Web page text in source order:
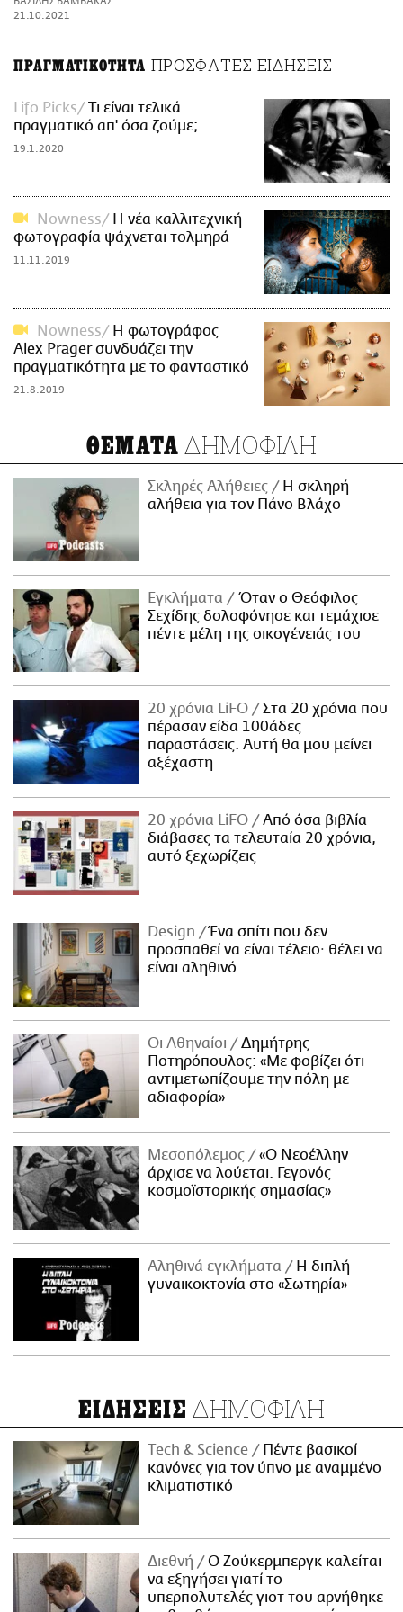
ΑΜΠΑ
21.10.2021
ΠΡΑΓΜΑΤΙΚΟΤΗΤΑ ΠΡΟΣΦΑΤΕΣ ΕΙΔΗΣΕΙΣ
Lifo Picks
Τι είναι τελικά
πραγματικό απ' όσα ζούμε;
19.1.2020
Nowness
Η νέα καλλιτεχνική
φωτογραφία ψάχνεται τολμηρά
11.11.2019
Nowness
Η φωτογράφος
Alex Prager συνδυάζει την
πραγματικότητα με το φανταστικό
21.8.2019
ΘΕΜΑΤΑ ΔΗΜΟΦΙΛΗ
Σκληρές Αλήθειες
H σκληρή
αλήθεια για τον Πάνο Βλάχο
Εγκλήματα
Όταν ο Θεόφιλος
Σεχίδης δολοφόνησε και τεμάχισε
πέντε μέλη της οικογένειάς του
20 χρόνια LiFO
Στα 20 χρόνια που
πέρασαν είδα 100άδες
παραστάσεις. Αυτή θα μου μείνει
αξέχαστη
20 χρόνια LiFO
Από όσα βιβλία
διάβασες τα τελευταία 20 χρόνια,
αυτό ξεχωρίζεις
Design
Ένα σπίτι που δεν
προσπαθεί να είναι τέλειο· θέλει να
είναι αληθινό
Οι Αθηναίοι
Δημήτρης
Ποτηρόπουλος: «Με φοβίζει ότι
αντιμετωπίζουμε την πόλη με
αδιαφορία»
Μεσοπόλεμος
«Ο Νεοέλλην
άρχισε να λούεται. Γεγονός
κοσμοϊστορικής σημασίας»
Αληθινά εγκλήματα
Η διπλή
γυναικοκτονία στο «Σωτηρία»
ΕΙΔΗΣΕΙΣ ΔΗΜΟΦΙΛΗ
Τech & Science
Πέντε βασικοί
κανόνες για τον ύπνο με αναμμένο
κλιματιστικό
Διεθνή
Ο Ζούκερμπεργκ καλείται
να εξηγήσει γιατί το
υπερπολυτελές γιοτ του αρνήθηκε